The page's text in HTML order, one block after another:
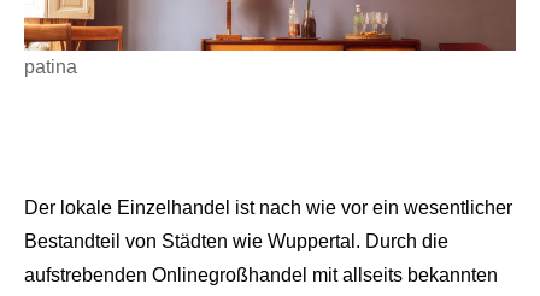
patina
Der lokale Einzelhandel ist nach wie vor ein wesentlicher
Bestandteil von Städten wie Wuppertal. Durch die
aufstrebenden Onlinegroßhandel mit allseits bekannten